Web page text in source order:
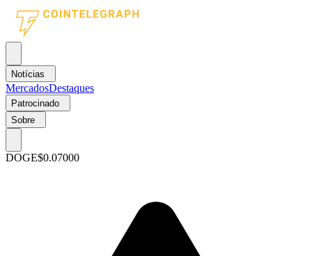
Notícias
MercadosDestaques
Patrocinado
Sobre
DOGE$0.07000